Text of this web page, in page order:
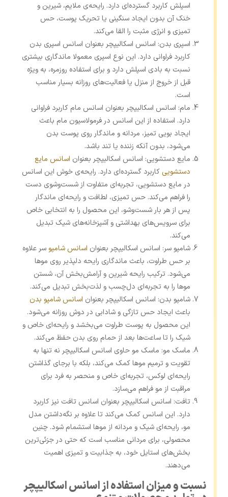
اسپلش کاربرد گسترده‌ای دارد. رایحه‌ی ملایم، شیرین و
خنک آن بدون ایجاد سنگینی یا تحریک پوست، حس
تمیزی و انرژی مثبت را القا می‌کند.
اسپری بدن: اسانس اسکالیپچر بعنوان اسانس اسپری بدن
کاربرد فراوانی دارد. این نوع اسپری معمولا ماندگاری بیشتری
نسبت به بادی اسپلش دارد و برای استفاده روزمره، به ‌ویژه
قبل از خروج از منزل یا فعالیت‌های روزانه بسیار مناسب
است.
مام: اسانس اسکالیپچر بعنوان اسانس مام کاربرد فراوانی
دارد. استفاده از این اسانس در فرمولاسیون مام باعث
ایجاد بویی تمیز، مردانه و ماندگار روی پوست بدن
می‌شود، بدون آنکه زننده یا تند باشد.
مایع دستشویی: اسانس اسکالیپچر بعنوان اسانس مایع
دستشویی کاربرد گسترده‌ای دارد. رایحه‌ی خوش این اسانس
در مایع دستشویی، تجربه‌ای متفاوت از شست‌وشوی دست
را فراهم می‌کند. حس تمیزی، لطافت و رایحه‌ای ماندگار
پس از هر بار شست‌وشو، این محصول را به انتخابی خاص
برای سرویس‌های بهداشتی و آشپزخانه‌های شیک تبدیل
می‌کند.
شامپو سر: اسانس اسکالیپچر بعنوان اسانس شامپو سر علاوه
بر حس طراوت، باعث ماندگاری رایحه دلپذیر روی موها
می‌شود. ترکیب رایحه شیرین و آرامش‌بخش آن، شستن
موها را به تجربه‌ای دل‌چسب و لذت‌بخش تبدیل می‌کند.
شامپو بدن: اسانس اسکالیپچر بعنوان اسانس شامپو بدن
باعث ایجاد حس تازگی و شادابی در دوش روزانه می‌شود.
این محصول به پوست طراوت می‌بخشد و رایحه‌ای خاص و
شیک را تا ساعت‌ها بعد از حمام روی بدن حفظ می‌کند.
ماسک مو: ماسک مو حاوی اسانس اسکالیپچر نه تنها به
تقویت و ترمیم موها کمک می‌کند، بلکه با برجای گذاشتن
رایحه‌ای لوکس، تجربه‌ای خاص و منحصر به فرد برای
مراقبت از مو فراهم می‌سازد.
تافت: اسانس اسکالیپچر بعنوان اسانس تافت نیز کاربرد
دارد. این اسانس کمک می‌کند تا علاوه بر نگه‌داشتن مدل
مو، رایحه‌ای شیک و مردانه از موها استشمام شود. چنین
محصولی، برای مردانی مناسب است که حتی در جزئی‌ترین
بخش‌های استایل خود، به جذابیت و تمیزی اهمیت
می‌دهند.
نسبت و میزان استفاده از اسانس اسکالیپچر